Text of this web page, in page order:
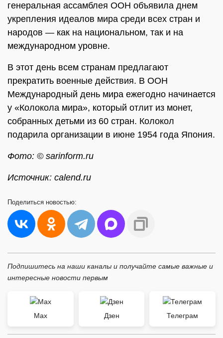
генеральная ассамблея ООН объявила днем
укрепления идеалов мира среди всех стран и
народов — как на национальном, так и на
международном уровне.
В этот день всем странам предлагают
прекратить военные действия. В ООН
Международный день мира ежегодно начинается
у «Колокола мира», который отлит из монет,
собранных детьми из 60 стран. Колокол
подарила организации в июне 1954 года Япония.
Фото: © sarinform.ru
Источник: calend.ru
Поделиться новостью:
Подпишитесь на наши каналы и получайте самые важные и
интересные новости первым
Max Дзен Телеграм